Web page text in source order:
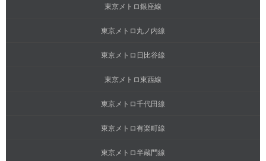
東京メトロ銀座線
東京メトロ丸ノ内線
東京メトロ日比谷線
東京メトロ東西線
東京メトロ千代田線
東京メトロ有楽町線
東京メトロ半蔵門線